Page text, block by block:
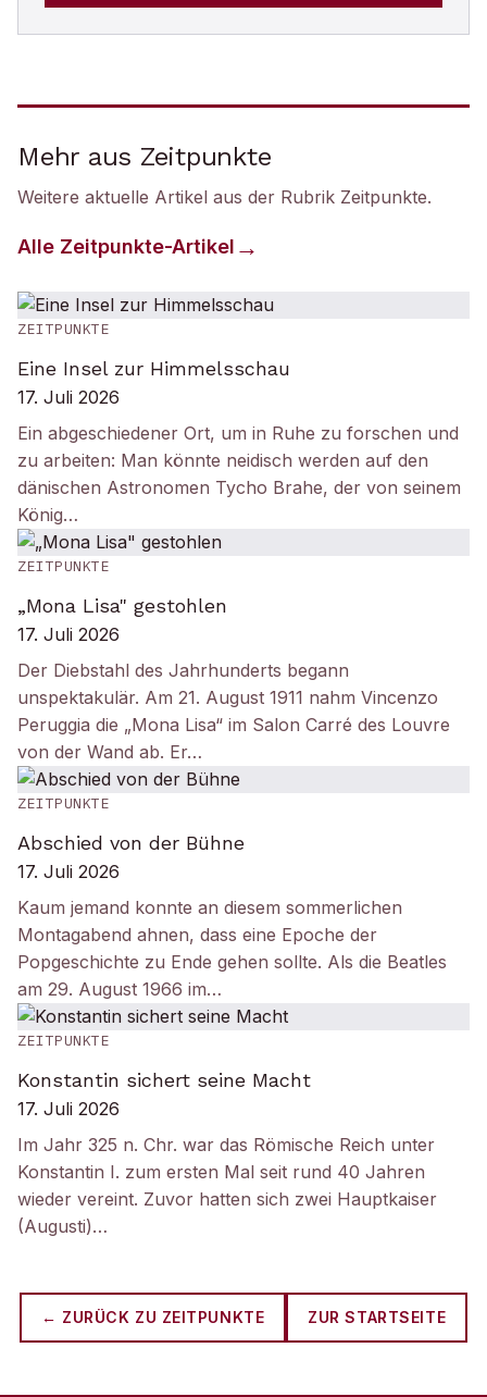
Mehr aus Zeitpunkte
Weitere aktuelle Artikel aus der Rubrik Zeitpunkte.
Alle Zeitpunkte-Artikel
ZEITPUNKTE
Eine Insel zur Himmelsschau
17. Juli 2026
Ein abgeschiedener Ort, um in Ruhe zu forschen und
zu arbeiten: Man könnte neidisch werden auf den
dänischen Astronomen Tycho Brahe, der von seinem
König…
ZEITPUNKTE
„Mona Lisa" gestohlen
17. Juli 2026
Der Diebstahl des Jahrhunderts begann
unspektakulär. Am 21. August 1911 nahm Vincenzo
Peruggia die „Mona Lisa“ im Salon Carré des Louvre
von der Wand ab. Er…
ZEITPUNKTE
Abschied von der Bühne
17. Juli 2026
Kaum jemand konnte an diesem sommerlichen
Montagabend ahnen, dass eine Epoche der
Popgeschichte zu Ende gehen sollte. Als die Beatles
am 29. August 1966 im…
ZEITPUNKTE
Konstantin sichert seine Macht
17. Juli 2026
Im Jahr 325 n. Chr. war das Römische Reich unter
Konstantin I. zum ersten Mal seit rund 40 Jahren
wieder vereint. Zuvor hatten sich zwei Hauptkaiser
(Augusti)…
← ZURÜCK ZU ZEITPUNKTE ZUR STARTSEITE